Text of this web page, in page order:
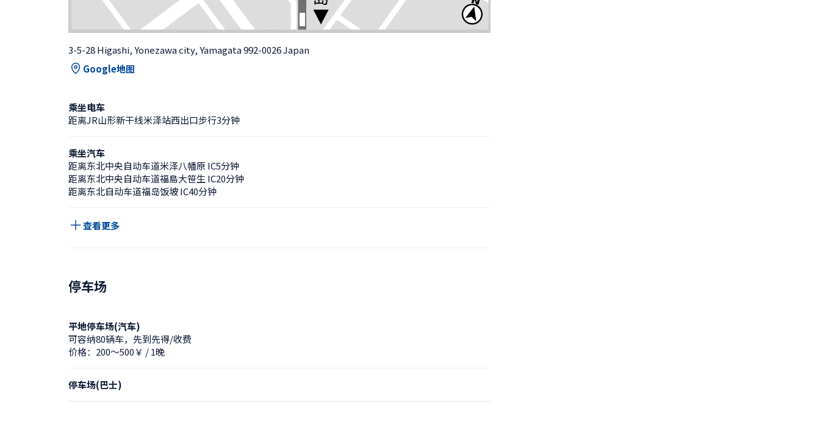
3-5-28 Higashi, Yonezawa city, Yamagata 992-0026 Japan
Google地图
乘坐电车
距离JR山形新干线米泽站西出口步行3分钟
乘坐汽车
距离东北中央自动车道米泽八幡原 IC5分钟
距离东北中央自动车道福島大笹生 IC20分钟
距离东北自动车道福岛饭坡 IC40分钟
查看更多
停车场
平地停车场(汽车)
可容纳80辆车，先到先得/收费
价格：200〜500￥ / 1晚
停车场(巴士)